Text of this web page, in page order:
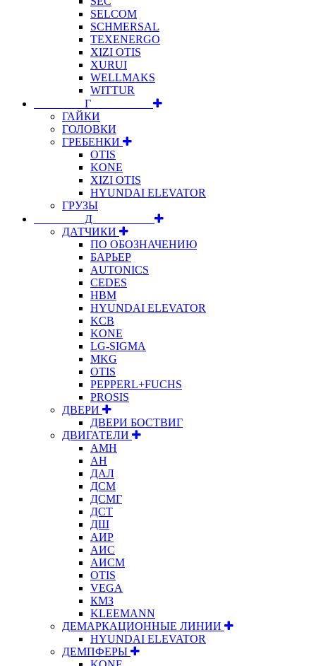
SELCOM
SCHMERSAL
TEXENERGO
XIZI OTIS
XURUI
WELLMAKS
WITTUR
⠀⠀⠀⠀⠀⠀Г⠀⠀⠀⠀⠀⠀⠀
ГАЙКИ
ГОЛОВКИ
ГРЕБЕНКИ
OTIS
KONE
XIZI OTIS
HYUNDAI ELEVATOR
ГРУЗЫ
⠀⠀⠀⠀⠀⠀Д⠀⠀⠀⠀⠀⠀⠀
ДАТЧИКИ
ПО ОБОЗНАЧЕНИЮ
БАРЬЕР
AUTONICS
CEDES
HBM
HYUNDAI ELEVATOR
KCB
KONE
LG-SIGMA
MKG
OTIS
PEPPERL+FUCHS
PROSIS
ДВЕРИ
ДВЕРИ БОСТВИГ
ДВИГАТЕЛИ
АМН
АН
ДАЛ
ДСМ
ДСМГ
ДСТ
ДШ
АИР
АИС
АИСМ
OTIS
VEGA
КМЗ
KLEEMANN
ДЕМАРКАЦИОННЫЕ ЛИНИИ
HYUNDAI ELEVATOR
ДЕМПФЕРЫ